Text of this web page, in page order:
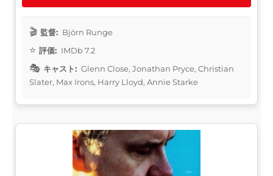
監督: Björn Runge
評価: IMDb 7.2
キャスト: Glenn Close, Jonathan Pryce, Christian
Slater, Max Irons, Harry Lloyd, Annie Starke